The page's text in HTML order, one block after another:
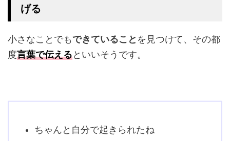
げる
小さなことでも できていること を見つけて、その都
度言葉で伝えるといいそうです。
ちゃんと自分で起きられたね